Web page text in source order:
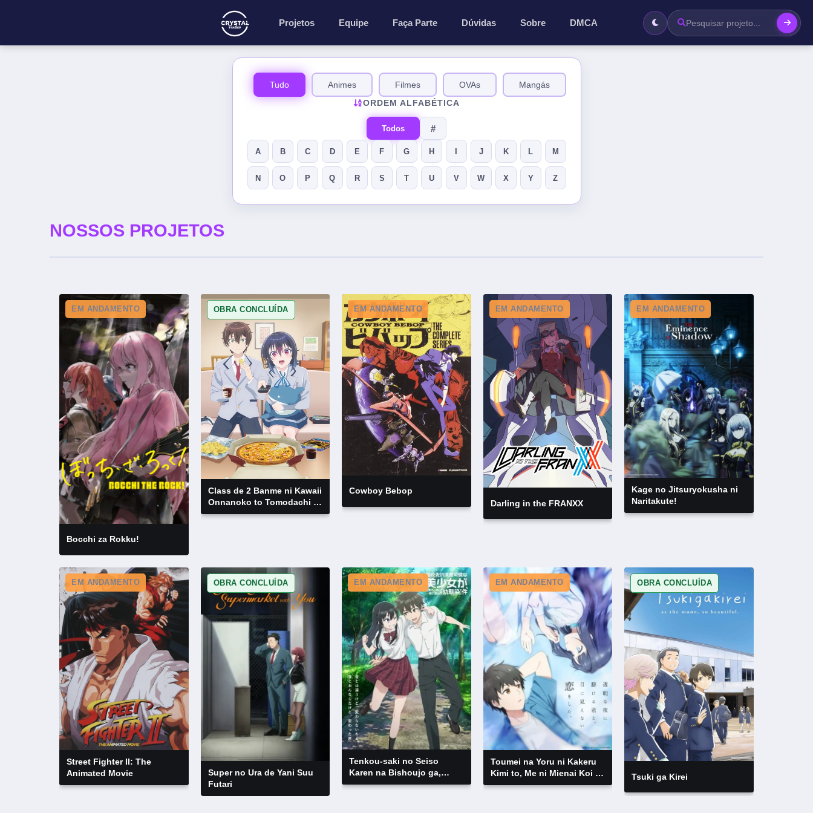
Projetos Equipe Faça Parte Dúvidas Sobre DMCA
Tudo Animes Filmes OVAs Mangás
ORDEM ALFABÉTICA
Todos #
A B C D E F G H I J K L M
N O P Q R S T U V W X Y Z
NOSSOS PROJETOS
EM ANDAMENTO
Bocchi za Rokku!
OBRA CONCLUÍDA
Class de 2 Banme ni Kawaii
Onnanoko to Tomodachi ni
Natta
EM ANDAMENTO
Cowboy Bebop
EM ANDAMENTO
Darling in the FRANXX
EM ANDAMENTO
Kage no Jitsuryokusha ni
Naritakute!
EM ANDAMENTO
Street Fighter II: The
Animated Movie
OBRA CONCLUÍDA
Super no Ura de Yani Suu
Futari
EM ANDAMENTO
Tenkou-saki no Seiso
Karen na Bishoujo ga,
Mukashi Danshi to Omotte
EM ANDAMENTO
Toumei na Yoru ni Kakeru
Kimi to, Me ni Mienai Koi o
Shita
OBRA CONCLUÍDA
Tsuki ga Kirei